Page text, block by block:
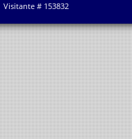
Visitante # 153832